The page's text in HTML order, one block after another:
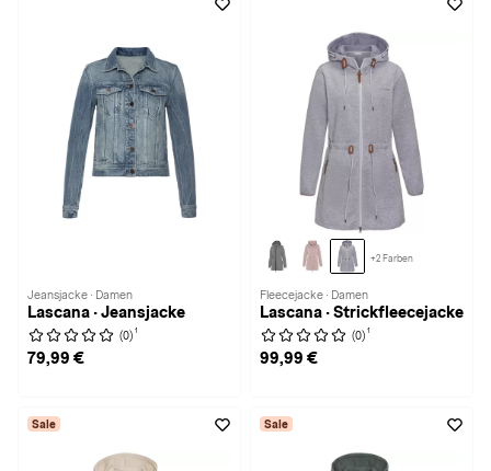
Jeansjacke · Damen
Lascana · Jeansjacke
(0) 1
79,99 €
+2 Farben
Fleecejacke · Damen
Lascana · Strickfleecejacke
(0) 1
99,99 €
Sale Sale